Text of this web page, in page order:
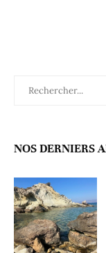
NOS DERNIERS